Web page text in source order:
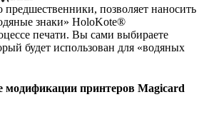
предшественники, позволяет наносить
знаки» HoloKote®
печати. Вы сами выбираете
будет использован для «водяных
модификации принтеров Magicard